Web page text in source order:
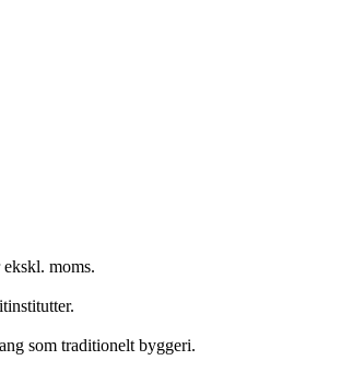
moms.
som traditionelt byggeri.